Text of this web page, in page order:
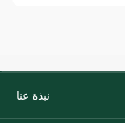
نبذة عنا